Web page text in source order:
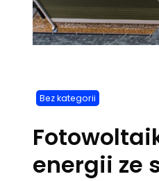
Bez kategorii
energii ze